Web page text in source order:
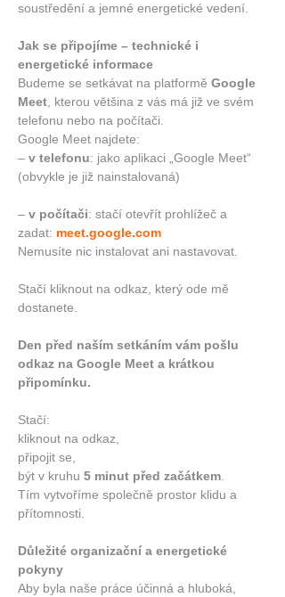
soustředění a jemné energetické vedení.
Jak se připojíme – technické i
energetické informace
Budeme se setkávat na platformě Google
Meet , kterou většina z vás má již ve svém
telefonu nebo na počítači.
Google Meet najdete:
– v telefonu: jako aplikaci „Google Meet“
(obvykle je již nainstalovaná)
– v počítači: stačí otevřít prohlížeč a
zadat: meet.google.com
Nemusíte nic instalovat ani nastavovat.
Stačí kliknout na odkaz, který ode mě
dostanete.
Den před naším setkáním vám pošlu
odkaz na Google Meet a krátkou
připomínku.
Stačí:
kliknout na odkaz,
připojit se,
být v kruhu 5 minut před začátkem
Tím vytvoříme společně prostor klidu a
přítomnosti.
Důležité organizační a energetické
pokyny
Aby byla naše práce účinná a hluboká,